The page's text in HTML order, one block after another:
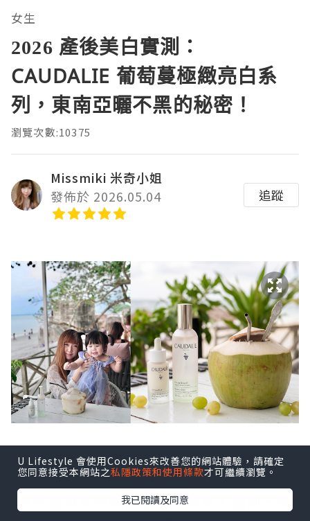
女生
2026 產後美白實測：
CAUDALIE 葡萄蔓極緻亮白系
列，東南亞曬不黑的秘密！
瀏覽次數:10375
Missmiki 米奇小姐
發佈於 2026.05.04
追蹤
自從搬到馬來西亞定居之後，雖然每日都
享受緊東南亞嘅陽光同美景，
但呢度嘅紫外線真係唔係講笑，強到一個
U Lifestyle 會使用Cookies來改善您的網站體驗，請確定
您同意接受本網站之私隱政策和使用條款才可繼續瀏覽。
我已閱讀及同意